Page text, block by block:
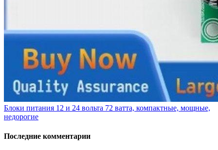
Блоки питания 12 и 24 вольта 72 ватта, компактные, мощные,
недорогие
Последние комментарии